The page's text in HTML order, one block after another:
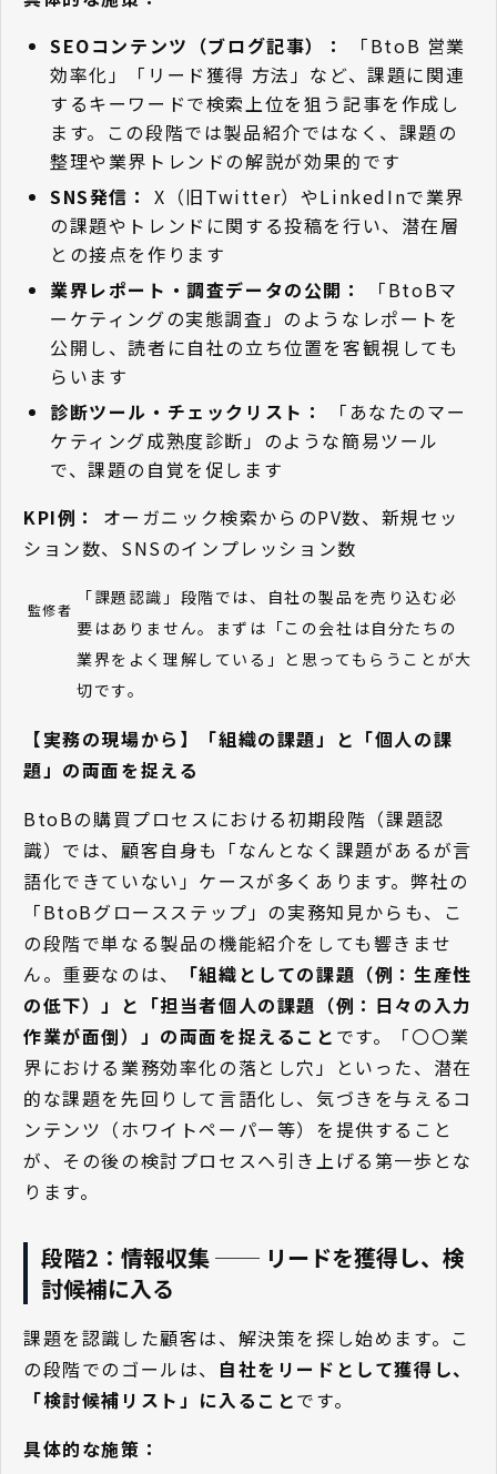
SEOコンテンツ（ブログ記事）：
「BtoB 営業
効率化」「リード獲得 方法」など、課題に関連
するキーワードで検索上位を狙う記事を作成し
ます。この段階では製品紹介ではなく、課題の
整理や業界トレンドの解説が効果的です
SNS発信： X（旧Twitter）やLinkedInで業界
の課題やトレンドに関する投稿を行い、潜在層
との接点を作ります
業界レポート・調査データの公開：
「BtoBマ
ーケティングの実態調査」のようなレポートを
公開し、読者に自社の立ち位置を客観視しても
らいます
診断ツール・チェックリスト：
「あなたのマー
ケティング成熟度診断」のような簡易ツール
で、課題の自覚を促します
KPI例：
オーガニック検索からのPV数、新規セッ
ション数、SNSのインプレッション数
監修者
「課題認識」段階では、自社の製品を売り込む必
要はありません。まずは「この会社は自分たちの
業界をよく理解している」と思ってもらうことが大
切です。
【実務の現場から】「組織の課題」と「個人の課
題」の両面を捉える
BtoBの購買プロセスにおける初期段階（課題認
識）では、顧客自身も「なんとなく課題があるが言
語化できていない」ケースが多くあります。弊社の
「BtoBグロースステップ」の実務知見からも、こ
の段階で単なる製品の機能紹介をしても響きませ
ん。重要なのは、
「組織としての課題（例：生産性
の低下）」と「担当者個人の課題（例：日々の入力
作業が面倒）」の両面を捉えること です。「〇〇業
界における業務効率化の落とし穴」といった、潜在
的な課題を先回りして言語化し、気づきを与えるコ
ンテンツ（ホワイトペーパー等）を提供すること
が、その後の検討プロセスへ引き上げる第一歩とな
ります。
段階2：情報収集 ── リードを獲得し、検
討候補に入る
課題を認識した顧客は、解決策を探し始めます。こ
の段階でのゴールは、 自社をリードとして獲得し、
「検討候補リスト」に入ることです。
具体的な施策：